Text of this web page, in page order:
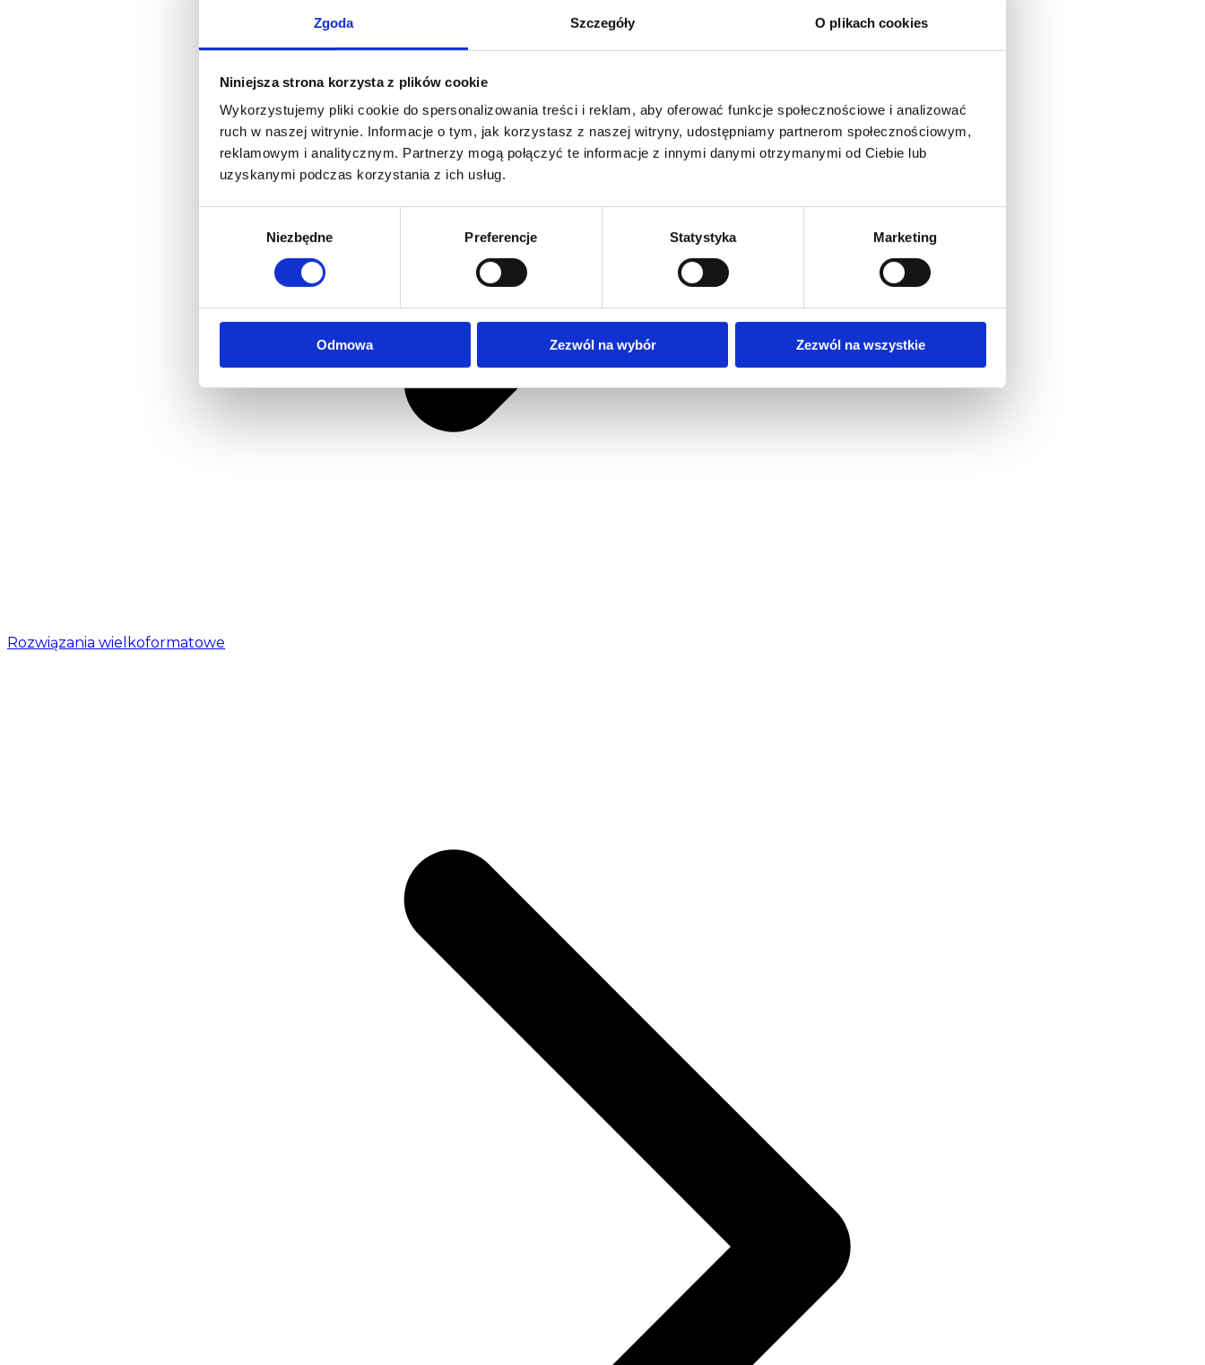
Zgoda Szczegóły O plikach cookies
Niniejsza strona korzysta z plików cookie
Wykorzystujemy pliki cookie do spersonalizowania treści i reklam, aby oferować funkcje społecznościowe i analizować
ruch w naszej witrynie. Informacje o tym, jak korzystasz z naszej witryny, udostępniamy partnerom społecznościowym,
reklamowym i analitycznym. Partnerzy mogą połączyć te informacje z innymi danymi otrzymanymi od Ciebie lub
uzyskanymi podczas korzystania z ich usług.
Niezbędne Preferencje Statystyka Marketing
Odmowa Zezwól na wybór Zezwól na wszystkie
Rozwiązania wielkoformatowe